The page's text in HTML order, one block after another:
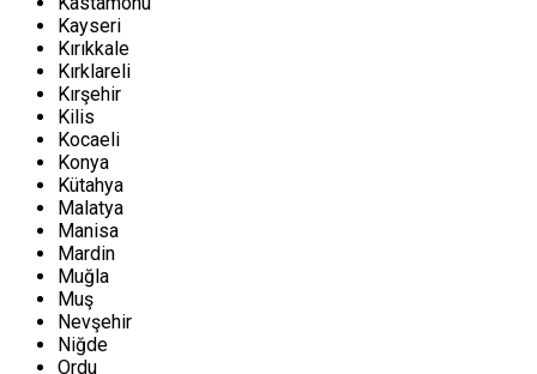
Kayseri
Kırıkkale
Kırklareli
Kırşehir
Kilis
Kocaeli
Konya
Kütahya
Malatya
Manisa
Mardin
Muğla
Muş
Nevşehir
Niğde
Ordu